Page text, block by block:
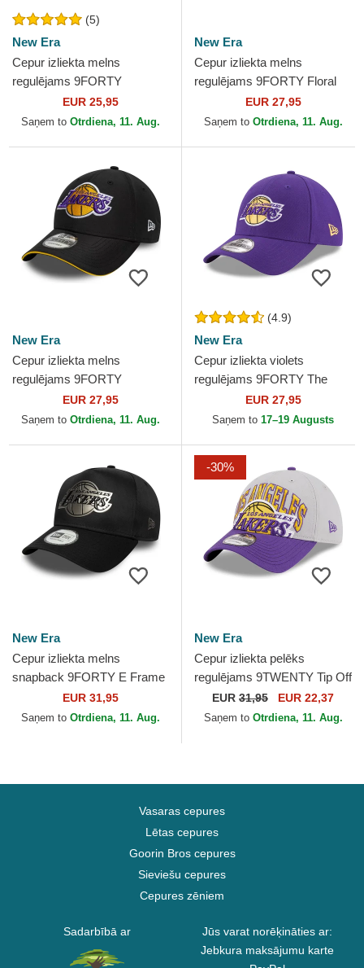
(5)
New Era
Cepur izliekta melns
regulējams 9FORTY
Essential Outline no Los
Angeles Lakers NBA no New
EUR 25,95
Saņem to Otrdiena, 11. Aug.
New Era
Cepur izliekta melns
regulējams 9FORTY Floral
Infill no Los Angeles Dodgers
MLB no New Era
EUR 27,95
Saņem to Otrdiena, 11. Aug.
New Era
Cepur izliekta melns
regulējams 9FORTY
Microfibre no Los Angeles
Lakers NBA no New Era
EUR 27,95
Saņem to Otrdiena, 11. Aug.
(4.9)
New Era
Cepur izliekta violets
regulējams 9FORTY The
League no Los Angeles
Lakers NBA no New Era
EUR 27,95
Saņem to 17–19 Augusts
New Era
Cepur izliekta melns
snapback 9FORTY E Frame
Metallic no Los Angeles
Lakers NBA no New Era
EUR 31,95
Saņem to Otrdiena, 11. Aug.
-30%
New Era
Cepur izliekta pelēks
regulējams 9TWENTY Tip Off
2023 no Los Angeles Lakers
NBA no New Era
EUR 31,95 EUR 22,37
Saņem to Otrdiena, 11. Aug.
Vasaras cepures
Lētas cepures
Goorin Bros cepures
Sieviešu cepures
Cepures zēniem
Sadarbībā ar
Jūs varat norēķināties ar:
Jebkura maksājumu karte